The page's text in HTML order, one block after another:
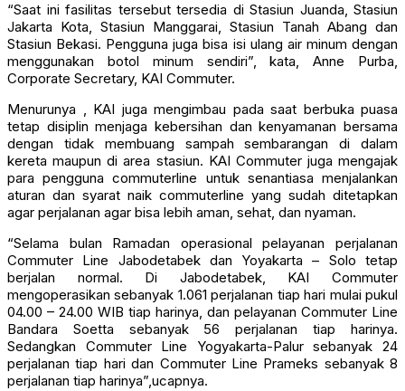
“Saat ini fasilitas tersebut tersedia di Stasiun Juanda, Stasiun
Jakarta Kota, Stasiun Manggarai, Stasiun Tanah Abang dan
Stasiun Bekasi. Pengguna juga bisa isi ulang air minum dengan
menggunakan botol minum sendiri”, kata, Anne Purba,
Corporate Secretary, KAI Commuter.
Menurunya , KAI juga mengimbau pada saat berbuka puasa
tetap disiplin menjaga kebersihan dan kenyamanan bersama
dengan tidak membuang sampah sembarangan di dalam
kereta maupun di area stasiun. KAI Commuter juga mengajak
para pengguna commuterline untuk senantiasa menjalankan
aturan dan syarat naik commuterline yang sudah ditetapkan
agar perjalanan agar bisa lebih aman, sehat, dan nyaman.
“Selama bulan Ramadan operasional pelayanan perjalanan
Commuter Line Jabodetabek dan Yoyakarta – Solo tetap
berjalan normal. Di Jabodetabek, KAI Commuter
mengoperasikan sebanyak 1.061 perjalanan tiap hari mulai pukul
04.00 – 24.00 WIB tiap harinya, dan pelayanan Commuter Line
Bandara Soetta sebanyak 56 perjalanan tiap harinya.
Sedangkan Commuter Line Yogyakarta-Palur sebanyak 24
perjalanan tiap hari dan Commuter Line Prameks sebanyak 8
perjalanan tiap harinya”,ucapnya.